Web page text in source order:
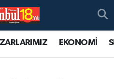
EKONOMİ